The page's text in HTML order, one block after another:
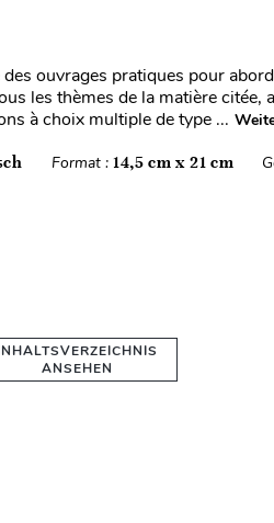
ouvrages pratiques pour
les thèmes de la matière citée,
à choix multiple de type ...
Format : 14,5 cm x 21 cm
ANSEHEN